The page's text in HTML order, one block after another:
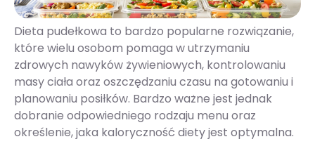
Dieta pudełkowa to bardzo popularne rozwiązanie,
które wielu osobom pomaga w utrzymaniu
zdrowych nawyków żywieniowych, kontrolowaniu
masy ciała oraz oszczędzaniu czasu na gotowaniu i
planowaniu posiłków. Bardzo ważne jest jednak
dobranie odpowiedniego rodzaju menu oraz
określenie, jaka kaloryczność diety jest optymalna.